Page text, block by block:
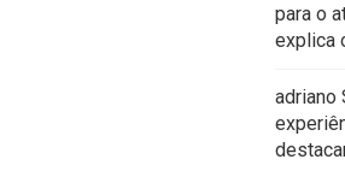
para o
explica
adriano